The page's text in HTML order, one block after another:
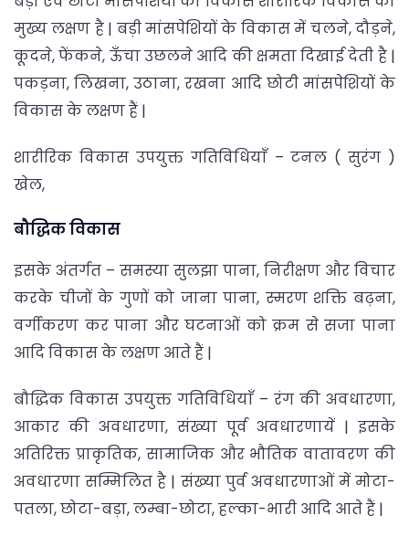
मुख्य लक्षण है | बड़ी मांसपेशियों के विकास में चलने, दौड़ने,
कूदने, फेंकने, ऊँचा उछलने आदि की क्षमता दिखाई देती है |
पकड़ना, लिखना, उठाना, रखना आदि छोटी मांसपेशियों के
विकास के लक्षण हैं |
शारीरिक विकास उपयुक्त गतिविधियाँ – टनल ( सुरंग )
खेल,
बौद्धिक विकास
इसके अंतर्गत – समस्या सुलझा पाना, निरीक्षण और विचार
करके चीजों के गुणों को जाना पाना, स्मरण शक्ति बढ़ना,
वर्गीकरण कर पाना और घटनाओं को क्रम से सजा पाना
आदि विकास के लक्षण आते हैं |
बौद्धिक विकास उपयुक्त गतिविधियाँ – रंग की अवधारणा,
आकार की अवधारणा, संख्या पूर्व अवधारणायें | इसके
अतिरिक्त प्राकृतिक, सामाजिक और भौतिक वातावरण की
अवधारणा सम्मिलित है | संख्या पुर्व अवधारणाओं में मोटा-
पतला, छोटा-बड़ा, लम्बा-छोटा, हल्का-भारी आदि आते हैं |